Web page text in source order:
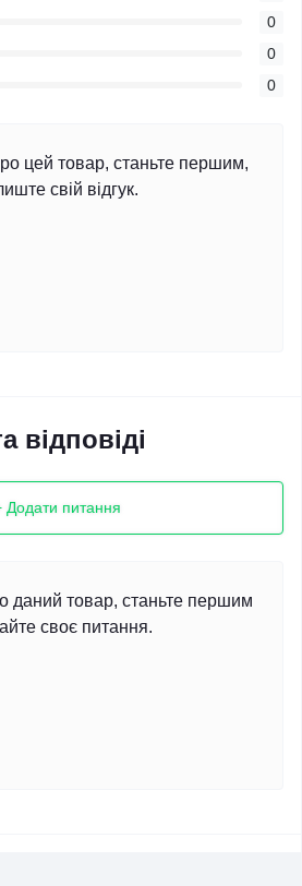
0
0
0
цей товар, станьте першим,
свій відгук.
відповіді
Додати питання
даний товар, станьте першим
своє питання.